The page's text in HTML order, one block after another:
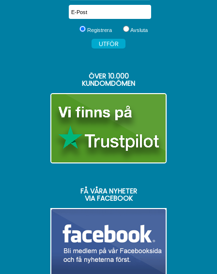
Registrera Avsluta
ÖVER 10.000
KUNDOMDÖMEN
FÅ VÅRA NYHETER
VIA FACEBOOK